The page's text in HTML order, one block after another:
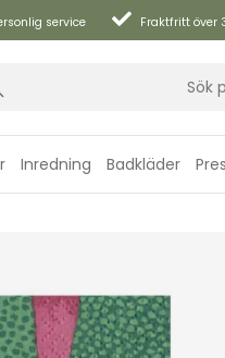
service Fraktfritt över
Inredning Badkläder